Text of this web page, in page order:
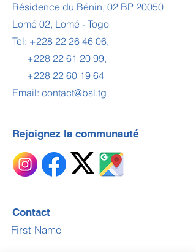
Résidence du Bénin, 02 BP 20050
Lomé 02, Lomé - Togo
Tel: +228 22 26 46 06,
+228 22 61 20 99,
+228 22 60 19 64
Email: contact@bsl.tg
Rejoignez la communauté
Contact
First Name